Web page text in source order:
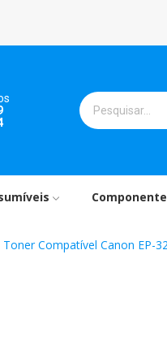
Toner Compatível Canon EP-